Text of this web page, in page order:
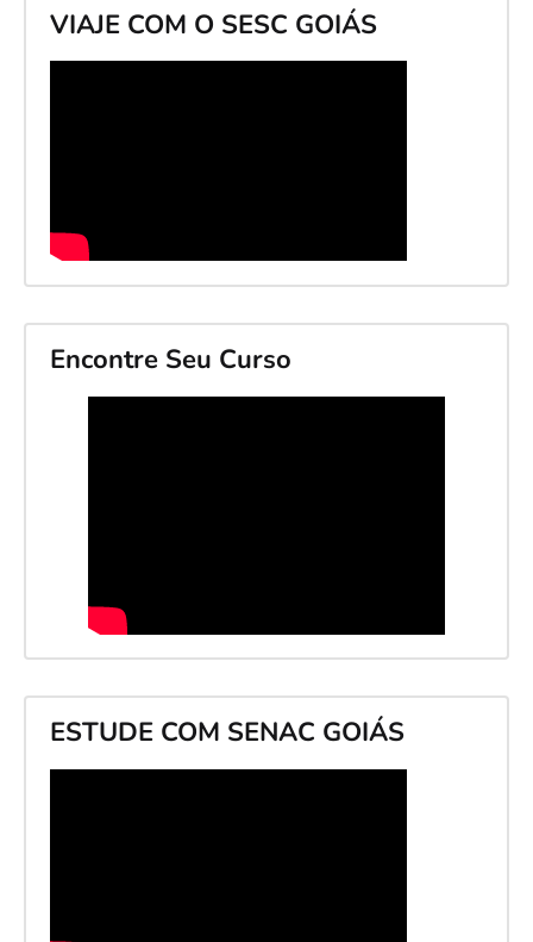
VIAJE COM O SESC GOIÁS
Encontre Seu Curso
ESTUDE COM SENAC GOIÁS